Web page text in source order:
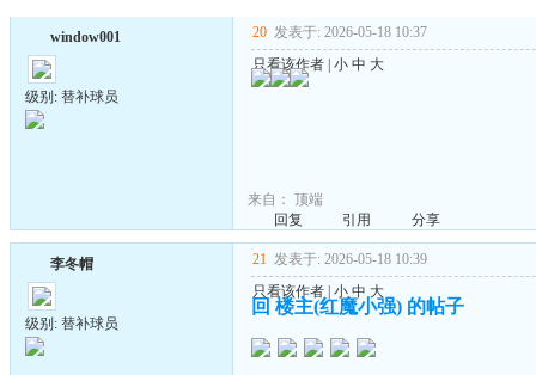
window001
级别: 替补球员
20 发表于: 2026-05-18 10:37
只看该作者 小 中 大
来自： 顶端
回复
引用 分享
李冬帽
级别: 替补球员
21 发表于: 2026-05-18 10:39
只看该作者 小 中 大
回 楼主(红魔小强) 的帖子